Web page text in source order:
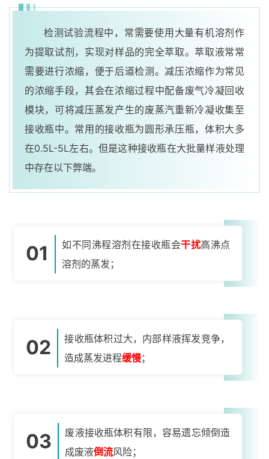
检测试验流程中，常需要使用大量有机溶剂作
为提取试剂，实现对样品的完全萃取。萃取液常常
需要进行浓缩，便于后道检测。减压浓缩作为常见
的浓缩手段，其会在浓缩过程中配备废气冷凝回收
模块，可将减压蒸发产生的废蒸汽重新冷凝收集至
接收瓶中。常用的接收瓶为圆形承压瓶，体积大多
在0.5L-5L左右。但是这种接收瓶在大批量样液处理
中存在以下弊端。
01 如不同沸程溶剂在接收瓶会干扰高沸点
溶剂的蒸发；
02
接收瓶体积过大，内部样液挥发竞争，
造成蒸发进程缓慢；
03
废液接收瓶体积有限，容易遗忘倾倒造
成废液倒流风险；